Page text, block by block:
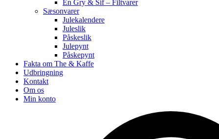
Én Gry & Sif – Filtvarer
Sæsonvarer
Julekalendere
Juleslik
Påskeslik
Julepynt
Påskepynt
Fakta om The & Kaffe
Udbringning
Kontakt
Om os
Min konto